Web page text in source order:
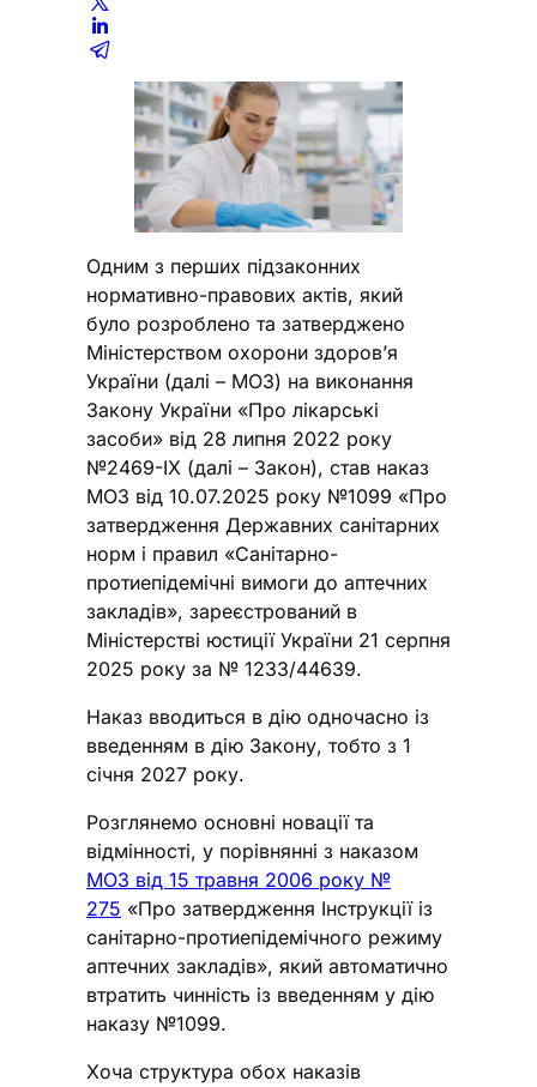
Одним з перших підзаконних
нормативно-правових актів, який
було розроблено та затверджено
Міністерством охорони здоров’я
України (далі – МОЗ) на виконання
Закону України «Про лікарські
засоби» від 28 липня 2022 року
№2469-IX (далі – Закон), став наказ
МОЗ від 10.07.2025 року №1099 «Про
затвердження Державних санітарних
норм і правил «Санітарно-
протиепідемічні вимоги до аптечних
закладів», зареєстрований в
Міністерстві юстиції України 21 серпня
2025 року за № 1233/44639.
Наказ вводиться в дію одночасно із
введенням в дію Закону, тобто з 1
січня 2027 року.
Розглянемо основні новації та
відмінності, у порівнянні з наказом
МОЗ від 15 травня 2006 року №
275 «Про затвердження Інструкції із
санітарно-протиепідемічного режиму
аптечних закладів», який автоматично
втратить чинність із введенням у дію
наказу №1099.
Хоча структура обох наказів